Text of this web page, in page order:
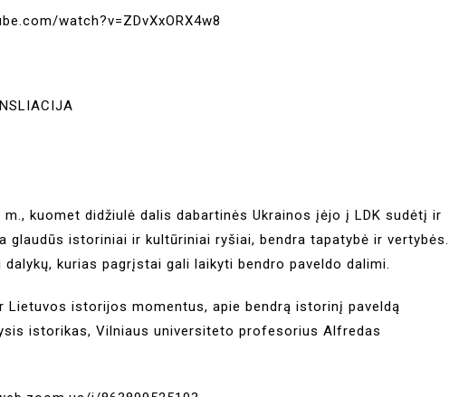
watch?v=ZDvXxORX4w8
kuomet didžiulė dalis dabartinės Ukrainos įėjo į LDK sudėtį ir
glaudūs istoriniai ir kultūriniai ryšiai, bendra tapatybė ir vertybės.
kurias pagrįstai gali laikyti bendro paveldo dalimi.
Lietuvos istorijos momentus, apie bendrą istorinį paveldą
istorikas, Vilniaus universiteto profesorius Alfredas